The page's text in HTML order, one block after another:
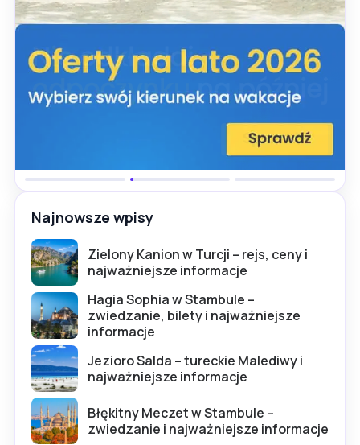
Najnowsze wpisy
Zielony Kanion w Turcji – rejs, ceny i
najważniejsze informacje
Hagia Sophia w Stambule –
zwiedzanie, bilety i najważniejsze
informacje
Jezioro Salda – tureckie Malediwy i
najważniejsze informacje
Błękitny Meczet w Stambule –
zwiedzanie i najważniejsze informacje